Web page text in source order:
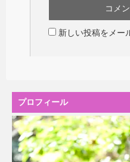
新しい投稿をメー
プロフィール